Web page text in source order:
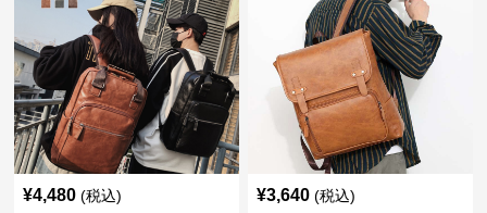
¥4,480 (税込) ¥3,640 (税込)